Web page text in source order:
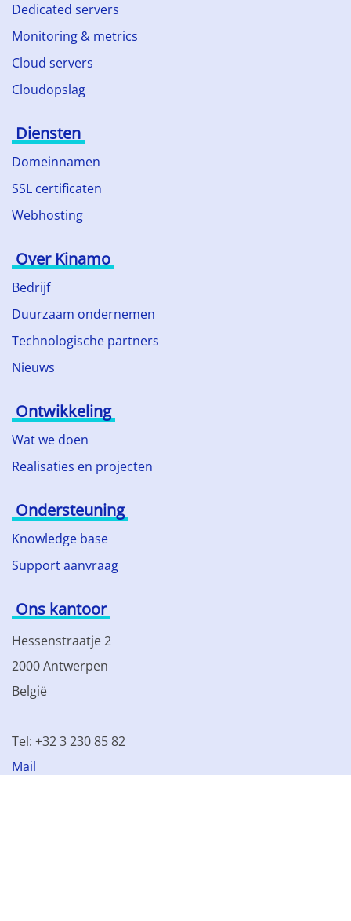
Dedicated servers
Monitoring & metrics
Cloud servers
Cloudopslag
Diensten
Domeinnamen
SSL certificaten
Webhosting
Over Kinamo
Bedrijf
Duurzaam ondernemen
Technologische partners
Nieuws
Ontwikkeling
Wat we doen
Realisaties en projecten
Ondersteuning
Knowledge base
Support aanvraag
Ons kantoor
Hessenstraatje 2
2000 Antwerpen
België
Tel: +32 3 230 85 82
Mail